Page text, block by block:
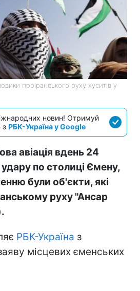
проіранського руху хуситів у
новин! Отримуй
з РБК-Україна у Google
авіація вдень 24
по столиці Ємену,
були об'єкти, які
руху "Ансар
РБК-Україна з
місцевих єменських